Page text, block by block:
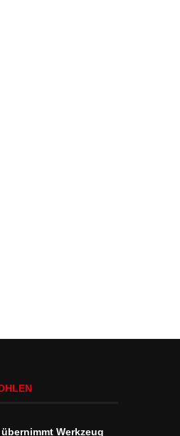
übernimmt Werkzeug